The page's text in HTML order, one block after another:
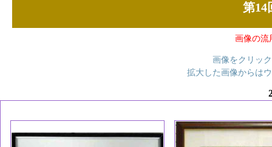
第14
画像の流
画像をクリッ
拡大した画像からは